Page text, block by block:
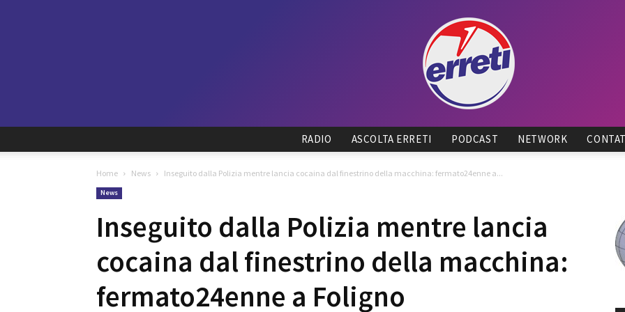
RADIO ASCOLTA ERRETI PODCAST NETWORK
Home News Inseguito dalla Polizia mentre lancia cocaina dal finestrino della macchina: fermato24enne a...
News
Inseguito dalla Polizia mentre lancia
cocaina dal finestrino della macchina:
fermato24enne a Foligno